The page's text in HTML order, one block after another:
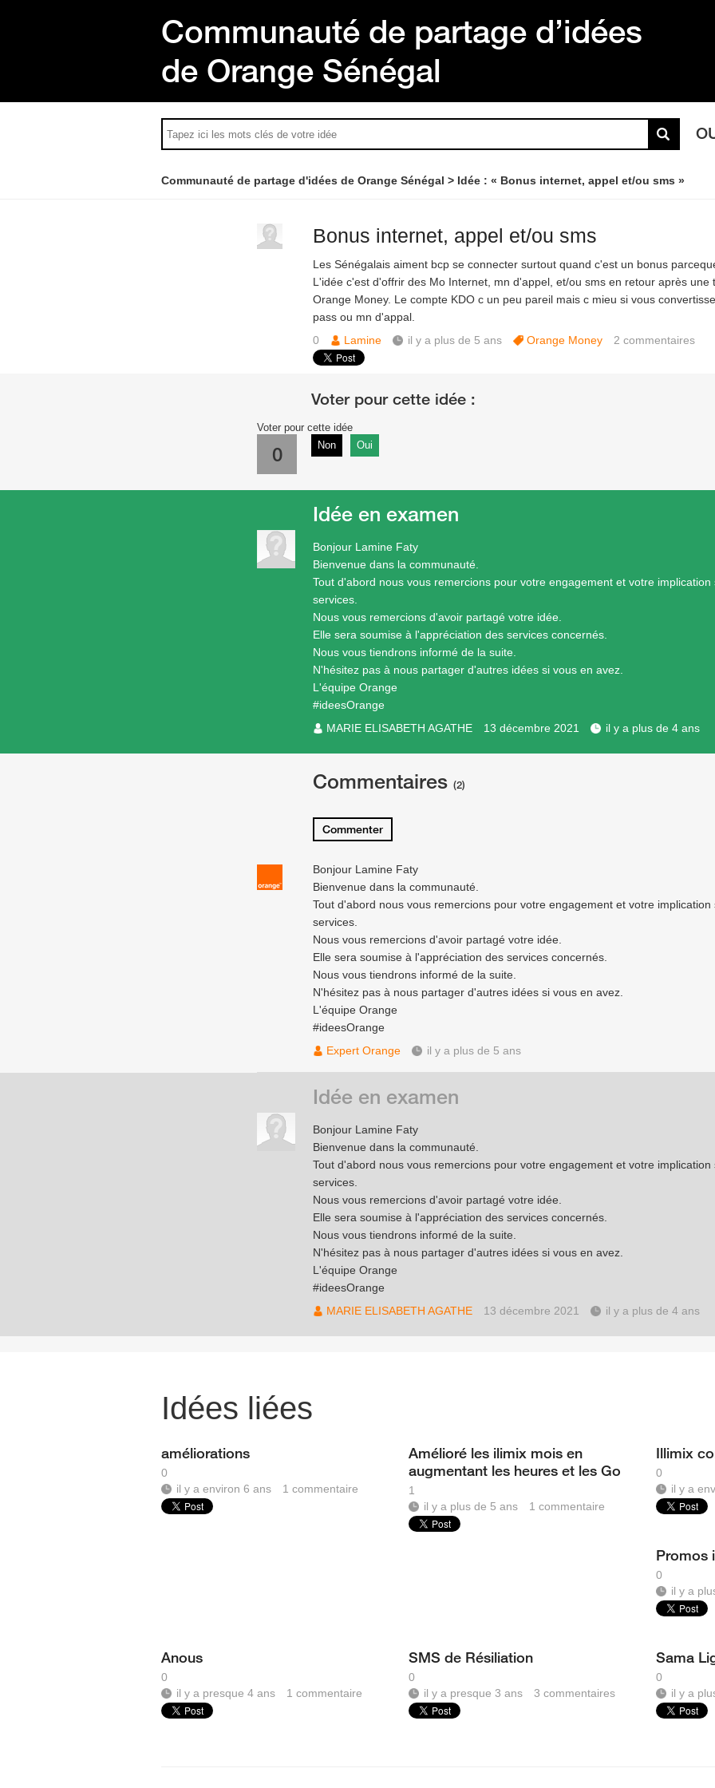
Communauté de partage d’idées
de Orange Sénégal
Communauté de partage d'idées de Orange Sénégal Idée : « Bonus internet, appel et/ou sms »
Bonus internet, appel et/ou sms
Les Sénégalais aiment bcp se connecter surtout quand c'est un bonus
L'idée c'est d'offrir des Mo Internet, mn d'appel, et/ou sms en retour après une
Orange Money. Le compte KDO c un peu pareil mais c mieu si vous
pass ou mn d'appal.
0
Lamine il y a plus de 5 ans Orange Money 2 commentaires
Voter pour cette idée
0 Non Oui
Bonjour Lamine Faty
Bienvenue dans la communauté.
Tout d'abord nous vous remercions pour votre engagement et votre
services.
Nous vous remercions d'avoir partagé votre idée.
Elle sera soumise à l'appréciation des services concernés.
Nous vous tiendrons informé de la suite.
N'hésitez pas à nous partager d'autres idées si vous en avez.
L'équipe Orange
#ideesOrange
MARIE ELISABETH AGATHE
13 décembre 2021 il y a plus de 4 ans
Idée en examen
Commentaires (2)
Commenter
Bonjour Lamine Faty
Bienvenue dans la communauté.
Tout d'abord nous vous remercions pour votre engagement et votre
services.
Nous vous remercions d'avoir partagé votre idée.
Elle sera soumise à l'appréciation des services concernés.
Nous vous tiendrons informé de la suite.
N'hésitez pas à nous partager d'autres idées si vous en avez.
L'équipe Orange
#ideesOrange
Expert Orange
il y a plus de 5 ans
Bonjour Lamine Faty
Bienvenue dans la communauté.
Tout d'abord nous vous remercions pour votre engagement et votre
services.
Nous vous remercions d'avoir partagé votre idée.
Elle sera soumise à l'appréciation des services concernés.
Nous vous tiendrons informé de la suite.
N'hésitez pas à nous partager d'autres idées si vous en avez.
L'équipe Orange
#ideesOrange
MARIE ELISABETH AGATHE
13 décembre 2021 il y a plus de 4 ans
Idée en examen
Idées liées
améliorations
0
il y a environ 6 ans
1 commentaire
Amélioré les ilimix mois en
augmentant les heures et les Go
1
il y a plus de 5 ans
1commentaire
Illimix
0
il y a
Promos
0
il y a
Anous
0
il y a presque 4 ans
1 commentaire
SMS de Résiliation
0
il y a presque 3 ans
3commentaires
Sama
0
il y a